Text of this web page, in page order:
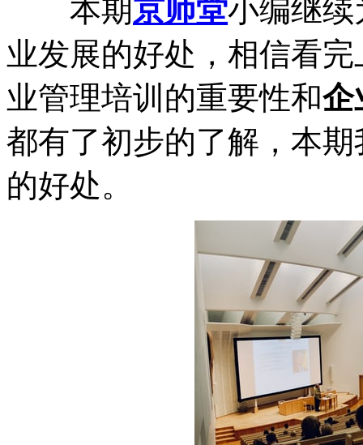
本期京师堂小编继
业发展的好处，相信看
业管理培训的重要性和企
都有了初步的了解，本
的好处。